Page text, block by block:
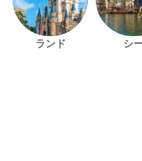
ランド シ